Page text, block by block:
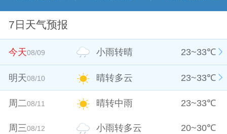
7日天气预报
今天08/09 小雨转晴 23~33℃
明天08/10 晴转多云 23~33℃
周二08/11 晴转中雨 23~33℃
周三08/12 小雨转多云 20~30℃